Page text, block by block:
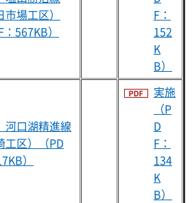
市場工区）
：567KB）
F：
152
K
B）
河口湖精進線
工区）（PD
）
実施
（P
D
F：
134
K
B）